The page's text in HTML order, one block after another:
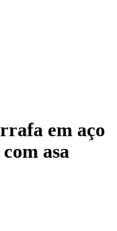
em aço
asa